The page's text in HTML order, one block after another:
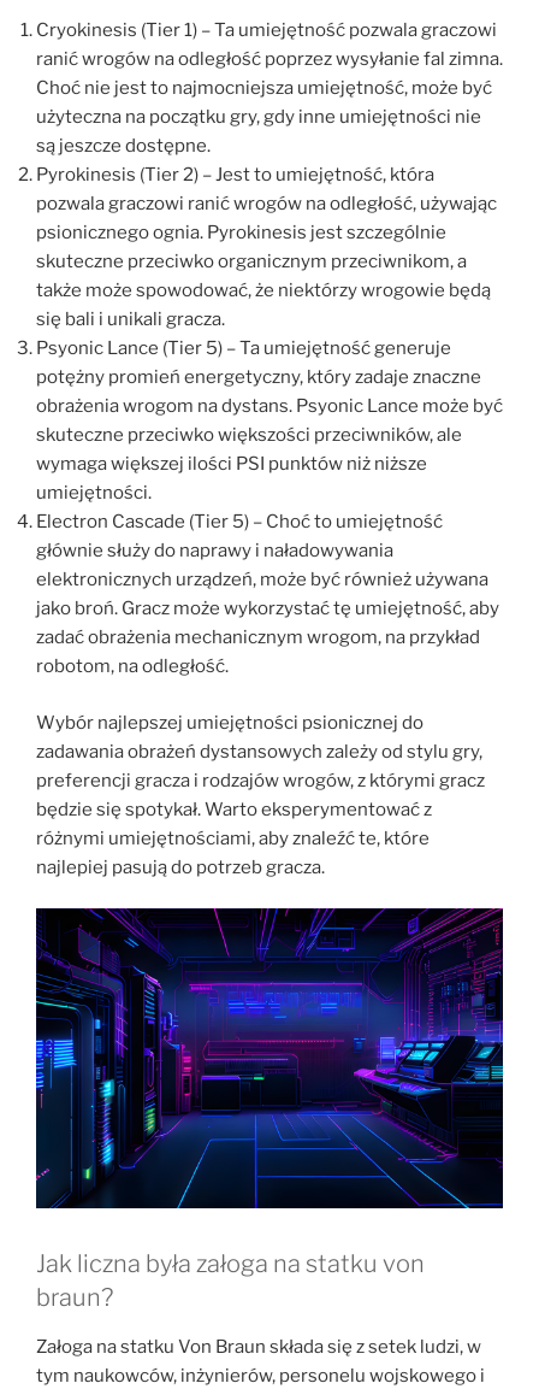
Cryokinesis (Tier 1) – Ta umiejętność pozwala graczowi
ranić wrogów na odległość poprzez wysyłanie fal zimna.
Choć nie jest to najmocniejsza umiejętność, może być
użyteczna na początku gry, gdy inne umiejętności nie
są jeszcze dostępne.
Pyrokinesis (Tier 2) – Jest to umiejętność, która
pozwala graczowi ranić wrogów na odległość, używając
psionicznego ognia. Pyrokinesis jest szczególnie
skuteczne przeciwko organicznym przeciwnikom, a
także może spowodować, że niektórzy wrogowie będą
się bali i unikali gracza.
Psyonic Lance (Tier 5) – Ta umiejętność generuje
potężny promień energetyczny, który zadaje znaczne
obrażenia wrogom na dystans. Psyonic Lance może być
skuteczne przeciwko większości przeciwników, ale
wymaga większej ilości PSI punktów niż niższe
umiejętności.
Electron Cascade (Tier 5) – Choć to umiejętność
głównie służy do naprawy i naładowywania
elektronicznych urządzeń, może być również używana
jako broń. Gracz może wykorzystać tę umiejętność, aby
zadać obrażenia mechanicznym wrogom, na przykład
robotom, na odległość.
Wybór najlepszej umiejętności psionicznej do
zadawania obrażeń dystansowych zależy od stylu gry,
preferencji gracza i rodzajów wrogów, z którymi gracz
będzie się spotykał. Warto eksperymentować z
różnymi umiejętnościami, aby znaleźć te, które
najlepiej pasują do potrzeb gracza.
Jak liczna była załoga na statku von
braun?
Załoga na statku Von Braun składa się z setek ludzi, w
tym naukowców, inżynierów, personelu wojskowego i